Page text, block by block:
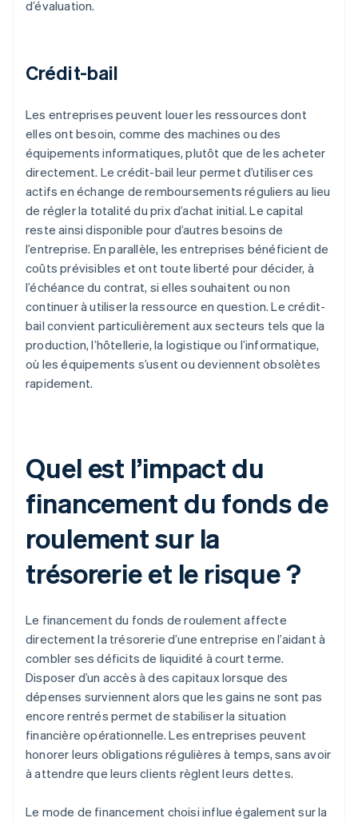
d’évaluation.
Crédit-bail
Les entreprises peuvent louer les ressources dont
elles ont besoin, comme des machines ou des
équipements informatiques, plutôt que de les acheter
directement. Le crédit-bail leur permet d’utiliser ces
actifs en échange de remboursements réguliers au lieu
de régler la totalité du prix d’achat initial. Le capital
reste ainsi disponible pour d’autres besoins de
l’entreprise. En parallèle, les entreprises bénéficient de
coûts prévisibles et ont toute liberté pour décider, à
l’échéance du contrat, si elles souhaitent ou non
continuer à utiliser la ressource en question. Le crédit-
bail convient particulièrement aux secteurs tels que la
production, l’hôtellerie, la logistique ou l’informatique,
où les équipements s’usent ou deviennent obsolètes
rapidement.
Quel est l’impact du
financement du fonds de
roulement sur la
trésorerie et le risque ?
Le financement du fonds de roulement affecte
directement la trésorerie d’une entreprise en l’aidant à
combler ses déficits de liquidité à court terme.
Disposer d’un accès à des capitaux lorsque des
dépenses surviennent alors que les gains ne sont pas
encore rentrés permet de stabiliser la situation
financière opérationnelle. Les entreprises peuvent
honorer leurs obligations régulières à temps, sans avoir
à attendre que leurs clients règlent leurs dettes.
Le mode de financement choisi influe également sur la